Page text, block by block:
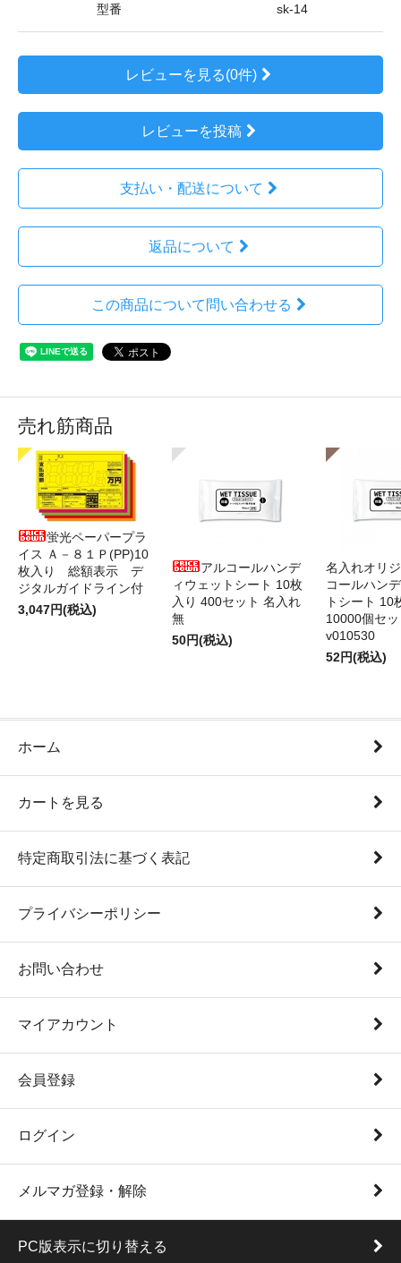
型番 sk-14
レビューを見る(0件)
レビューを投稿
支払い・配送について
返品について
この商品について問い合わせる
売れ筋商品
蛍光ペーパープラ
イス Ａ－８１Ｐ(PP)10
枚入り 総額表示 デ
ジタルガイドライン付
3,047円(税込)
アルコールハンデ
ィウェットシート 10枚
入り 400セット 名入れ
無
50円(税込)
名入れオリ
コールハン
トシート 10
10000個セ
v010530
52円(税込)
ホーム
カートを見る
特定商取引法に基づく表記
プライバシーポリシー
お問い合わせ
マイアカウント
会員登録
ログイン
メルマガ登録・解除
PC版表示に切り替える